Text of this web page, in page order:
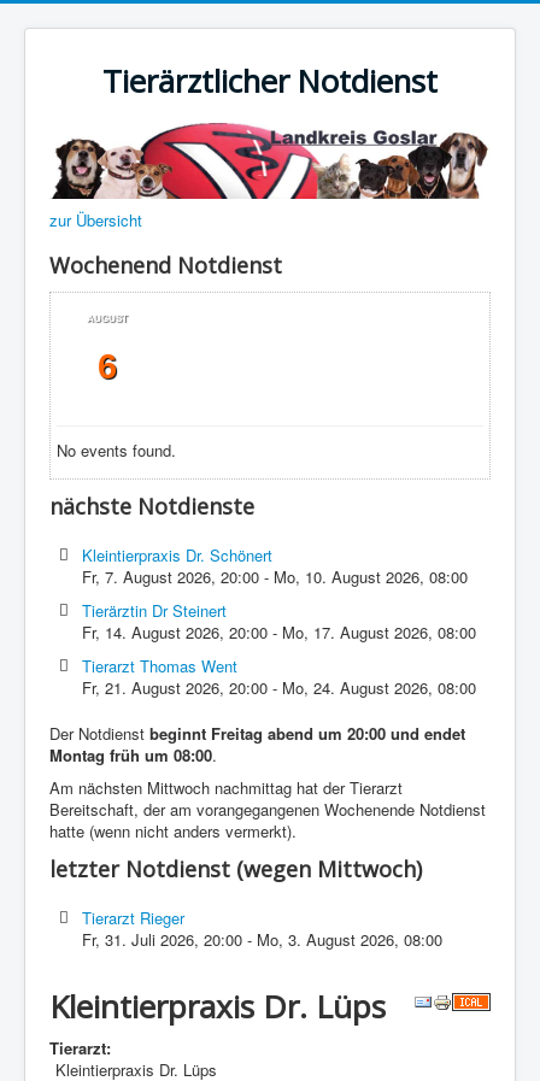
Tierärztlicher Notdienst
zur Übersicht
Wochenend Notdienst
AUGUST
6
No events found.
nächste Notdienste
Kleintierpraxis Dr. Schönert
Fr, 7. August 2026,20:00 - Mo, 10. August 2026,08:00
Tierärztin Dr Steinert
Fr, 14. August 2026,20:00 - Mo, 17. August 2026,08:00
Tierarzt Thomas Went
Fr, 21. August 2026,20:00 - Mo, 24. August 2026,08:00
Der Notdienst beginnt Freitag abend um 20:00 und endet
Montag früh um 08:00.
Am nächsten Mittwoch nachmittag hat der Tierarzt
Bereitschaft, der am vorangegangenen Wochenende Notdienst
hatte (wenn nicht anders vermerkt).
letzter Notdienst (wegen Mittwoch)
Tierarzt Rieger
Fr, 31. Juli 2026,20:00 - Mo, 3. August 2026,08:00
Kleintierpraxis Dr. Lüps
Tierarzt:
Kleintierpraxis Dr. Lüps